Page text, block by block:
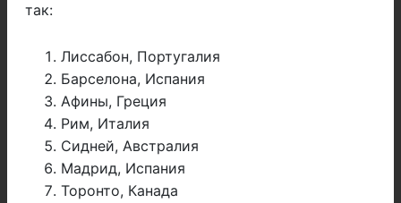
так:
Лиссабон, Португалия
Барселона, Испания
Афины, Греция
Рим, Италия
Сидней, Австралия
Мадрид, Испания
Торонто, Канада